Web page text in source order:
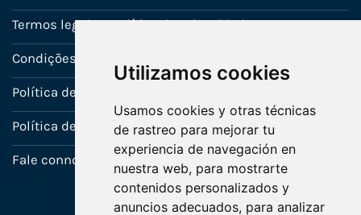
Utilizamos cookies
Usamos cookies y otras técnicas
de rastreo para mejorar tu
experiencia de navegación en
nuestra web, para mostrarte
contenidos personalizados y
anuncios adecuados, para analizar
Termos legais e política de privacidade
Condições de venda
Política de Garantia
Política de utilização de cookies
Fale connosco